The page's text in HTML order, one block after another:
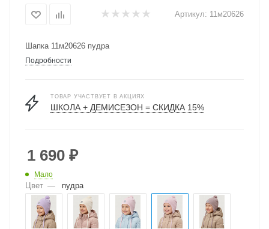
Артикул: 11м20626
Шапка 11м20626 пудра
Подробности
ТОВАР УЧАСТВУЕТ В АКЦИЯХ
ШКОЛА + ДЕМИСЕЗОН = СКИДКА 15%
1 690 ₽
Мало
Цвет — пудра